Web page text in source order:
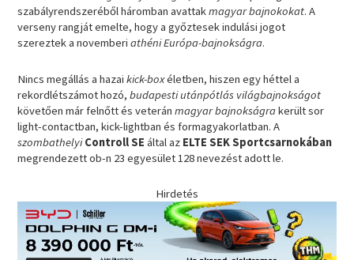
szabályrendszeréből háromban avattakmagyarbajnokokat. A
verseny rangját emelte, hogy a győztesek indulási jogot
szereztek a novemberiathéni Európa-bajnokságra.
Nincs megállás a hazaikick-boxéletben, hiszen egy héttel a
rekordlétszámot hozó,budapesti utánpótlás világbajnokságot
követően már felnőtt és veteránmagyar bajnokságrakerült sor
light-contactban, kick-lightban és formagyakorlatban. A
szombathelyi Controll SE által az ELTE SEK Sportcsarnokában
megrendezett ob-n 23 egyesület 128 nevezést adott le.
Hirdetés